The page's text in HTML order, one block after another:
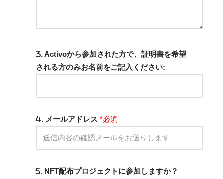
. Activoから参加された方で、証明書を希望
される方のみお名前をご記入ください:
. メールアドレス *必須
. NFT配布プロジェクトに参加しますか？